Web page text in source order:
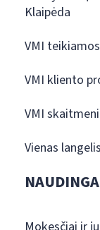
Klaipėda
VMI
VMI kliento
VMI
Vienas
NAUDINGA